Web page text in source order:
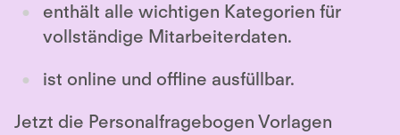
enthält alle wichtigen Kategorien für
vollständige Mitarbeiterdaten.
ist online und offline ausfüllbar.
Jetzt die Personalfragebogen Vorlagen